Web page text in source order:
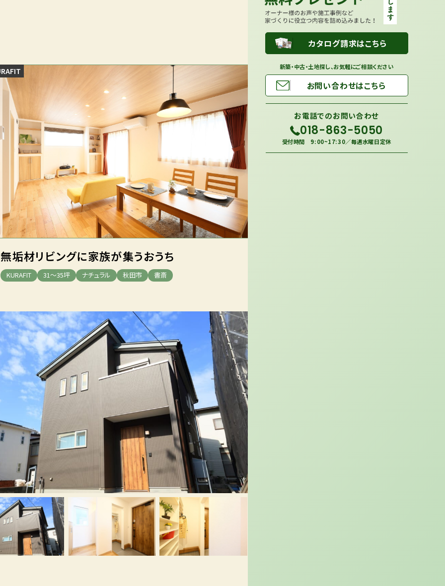
カタログ請求はこちら
新築・中古・土地探し、お気軽にご相談ください
お問い合わせはこちら
お電話でのお問い合わせ
018-863-5050
受付時間 9:00~17:30／毎週水曜日定休
無垢材リビングに家族が集うおうち
KURAFIT 31～35坪 ナチュラル 秋田市 書斎